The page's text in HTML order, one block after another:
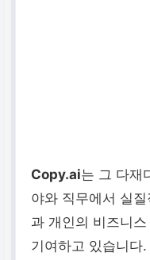
Copy.ai는 그 다재
야와 직무에서 실
과 개인의 비즈니
기여하고 있습니다